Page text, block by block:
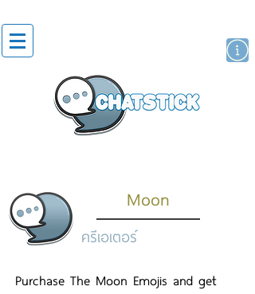
Moon
ครีเอเตอร์
Purchase The Moon Emojis and get